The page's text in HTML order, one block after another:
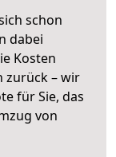
schon
dabei
Kosten
zurück – wir
für Sie, das
von